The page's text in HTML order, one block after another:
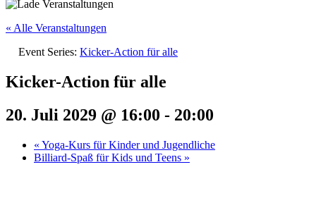
« Alle Veranstaltungen
Event Series: Kicker-Action für alle
Kicker-Action für alle
20. Juli 2029 @ 16:00 - 20:00
« Yoga-Kurs für Kinder und Jugendliche
Billiard-Spaß für Kids und Teens »